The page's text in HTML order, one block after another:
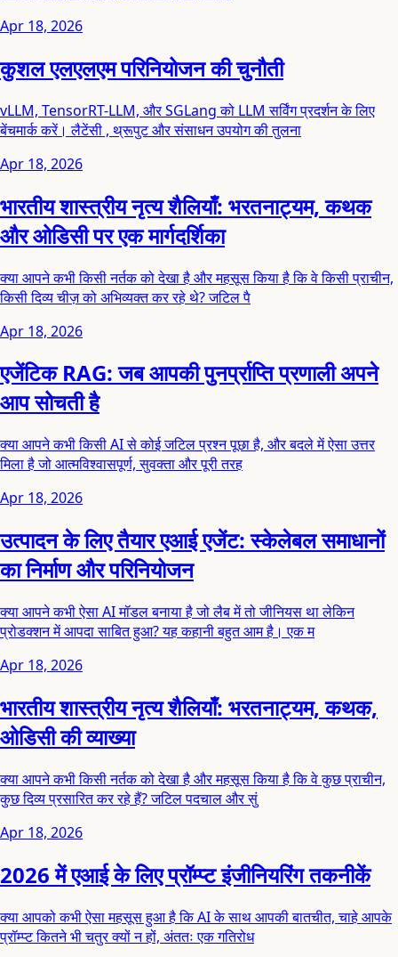
Apr 18, 2026
कुशल एलएलएम परिनियोजन की चुनौती
vLLM, TensorRT-LLM, और SGLang को LLM सर्विंग प्रदर्शन के लिए
बेंचमार्क करें। लैटेंसी , थ्रूपुट और संसाधन उपयोग की तुलना
Apr 18, 2026
भारतीय शास्त्रीय नृत्य शैलियाँ: भरतनाट्यम, कथक
और ओडिसी पर एक मार्गदर्शिका
क्या आपने कभी किसी नर्तक को देखा है और महसूस किया है कि वे किसी प्राचीन,
किसी दिव्य चीज़ को अभिव्यक्त कर रहे थे? जटिल पै
Apr 18, 2026
एजेंटिक RAG: जब आपकी पुनर्प्राप्ति प्रणाली अपने
आप सोचती है
क्या आपने कभी किसी AI से कोई जटिल प्रश्न पूछा है, और बदले में ऐसा उत्तर
मिला है जो आत्मविश्वासपूर्ण, सुवक्ता और पूरी तरह
Apr 18, 2026
उत्पादन के लिए तैयार एआई एजेंट: स्केलेबल समाधानों
का निर्माण और परिनियोजन
क्या आपने कभी ऐसा AI मॉडल बनाया है जो लैब में तो जीनियस था लेकिन
प्रोडक्शन में आपदा साबित हुआ? यह कहानी बहुत आम है। एक म
Apr 18, 2026
भारतीय शास्त्रीय नृत्य शैलियाँ: भरतनाट्यम, कथक,
ओडिसी की व्याख्या
क्या आपने कभी किसी नर्तक को देखा है और महसूस किया है कि वे कुछ प्राचीन,
कुछ दिव्य प्रसारित कर रहे हैं? जटिल पदचाल और सुं
Apr 18, 2026
2026 में एआई के लिए प्रॉम्प्ट इंजीनियरिंग तकनीकें
क्या आपको कभी ऐसा महसूस हुआ है कि AI के साथ आपकी बातचीत, चाहे आपके
प्रॉम्प्ट कितने भी चतुर क्यों न हों, अंततः एक गतिरोध